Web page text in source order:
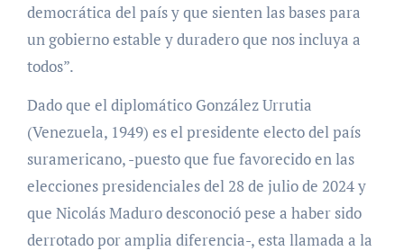
democrática del país y que sienten las bases para
un gobierno estable y duradero que nos incluya a
todos”.
Dado que el diplomático González Urrutia
(Venezuela, 1949) es el presidente electo del país
suramericano, -puesto que fue favorecido en las
elecciones presidenciales del 28 de julio de 2024 y
que Nicolás Maduro desconoció pese a haber sido
derrotado por amplia diferencia-, esta llamada a la